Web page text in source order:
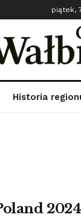
piątek,
Historia